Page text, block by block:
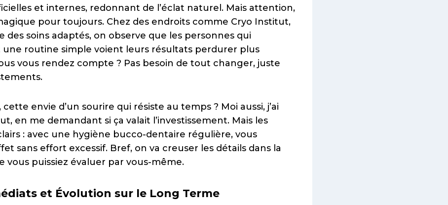
et internes, redonnant de l’éclat naturel. Mais attention,
pour toujours. Chez des endroits comme Cryo Institut,
des soins adaptés, on observe que les personnes qui
routine simple voient leurs résultats perdurer plus
vous rendez compte ? Pas besoin de tout changer, juste
cette envie d’un sourire qui résiste au temps ? Moi aussi, j’ai
en me demandant si ça valait l’investissement. Mais les
: avec une hygiène bucco-dentaire régulière, vous
sans effort excessif. Bref, on va creuser les détails dans la
vous puissiez évaluer par vous-même.
et Évolution sur le Long Terme